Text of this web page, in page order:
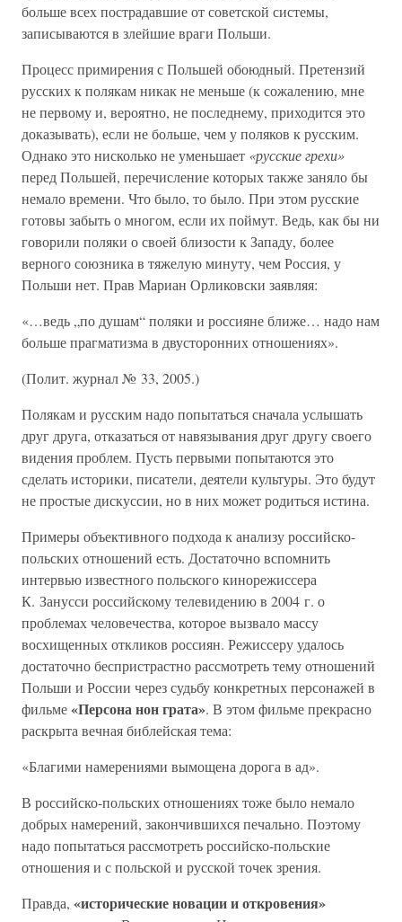
больше всех пострадавшие от советской системы,
записываются в злейшие враги Польши.
Процесс примирения с Польшей обоюдный. Претензий
русских к полякам никак не меньше (к сожалению, мне
не первому и, вероятно, не последнему, приходится это
доказывать), если не больше, чем у поляков к русским.
Однако это нисколько не уменьшает «русские грехи»
перед Польшей, перечисление которых также заняло бы
немало времени. Что было, то было. При этом русские
готовы забыть о многом, если их поймут. Ведь, как бы ни
говорили поляки о своей близости к Западу, более
верного союзника в тяжелую минуту, чем Россия, у
Польши нет. Прав Мариан Орликовски заявляя:
«…ведь „по душам“ поляки и россияне ближе… надо нам
больше прагматизма в двусторонних отношениях».
(Полит. журнал № 33, 2005.)
Полякам и русским надо попытаться сначала услышать
друг друга, отказаться от навязывания друг другу своего
видения проблем. Пусть первыми попытаются это
сделать историки, писатели, деятели культуры. Это будут
не простые дискуссии, но в них может родиться истина.
Примеры объективного подхода к анализу российско-
польских отношений есть. Достаточно вспомнить
интервью известного польского кинорежиссера
К. Занусси российскому телевидению в 2004 г. о
проблемах человечества, которое вызвало массу
восхищенных откликов россиян. Режиссеру удалось
достаточно беспристрастно рассмотреть тему отношений
Польши и России через судьбу конкретных персонажей в
фильме«Персона нон грата». В этом фильме прекрасно
раскрыта вечная библейская тема:
«Благими намерениями вымощена дорога в ад».
В российско-польских отношениях тоже было немало
добрых намерений, закончившихся печально. Поэтому
надо попытаться рассмотреть российско-польские
отношения и с польской и русской точек зрения.
Правда, «исторические новации и откровения»